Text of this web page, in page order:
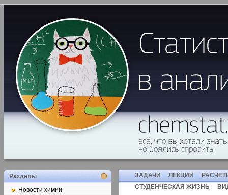
ЗАДАЧИ ЛЕКЦИИ
СТУДЕНЧЕСКАЯ ЖИЗНЬ
Разделы
Новости химии